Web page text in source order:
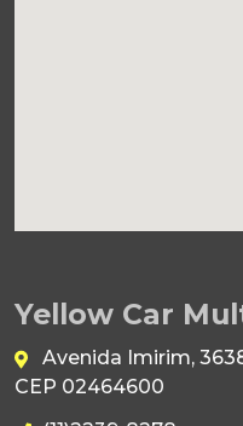
Yellow Car
Avenida Imirim,
CEP 02464600